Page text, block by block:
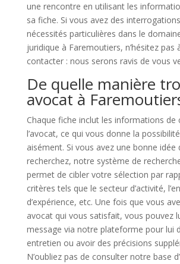
une rencontre en utilisant les
sa fiche. Si vous avez des
nécessités particulières dans le
juridique à Faremoutiers, n’hésitez pas
contacter : nous serons ravis de vous
De quelle manière
avocat à
Chaque fiche inclut les informations de
l’avocat, ce qui vous donne la
aisément. Si vous avez une bonne idée
recherchez, notre système de
permet de cibler votre sélection par
critères tels que le secteur d’activité,
d’expérience, etc. Une fois que vous
avocat qui vous satisfait, vous pouvez
message via notre plateforme pour lui
entretien ou avoir des précisions
N’oubliez pas de consulter notre base